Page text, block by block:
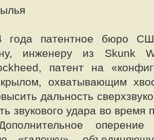
года патентное бюро
инженеру из Skunk
патент на
охватывающим
дальность
звукового удара во время
оперение